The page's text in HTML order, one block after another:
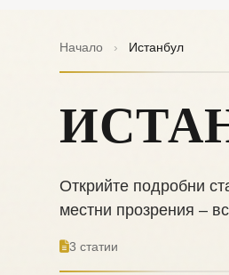
Начало › Истанбул
Открийте подробни
местни прозрения –
3 статии